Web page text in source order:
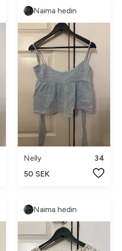
Naima hedin
Nelly
34
50 SEK
Naima hedin